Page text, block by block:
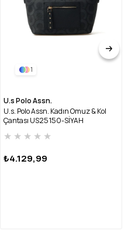
1
U.s Polo Assn.
U.s. Polo Assn. Kadın Omuz & Kol
Çantası US25150-SİYAH
★ ★ ★ ★ ★
₺4.129,99